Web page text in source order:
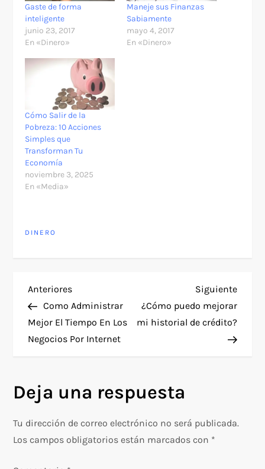
Gaste de forma
inteligente
junio 23, 2017
En «Dinero»
Maneje sus Finanzas
Sabiamente
mayo 4, 2017
En «Dinero»
Cómo Salir de la
Pobreza: 10 Acciones
Simples que
Transforman Tu
Economía
noviembre 3, 2025
En «Media»
DINERO
N
a
v
g
a
Entrada
anterior
Anteriores
Como Administrar
Mejor El Tiempo En Los
Negocios Por Internet
Siguiente
¿Cómo puedo mejorar
mi historial de crédito?
Deja una respuesta
Tu dirección de correo electrónico no será publicada.
Los campos obligatorios están marcados con *